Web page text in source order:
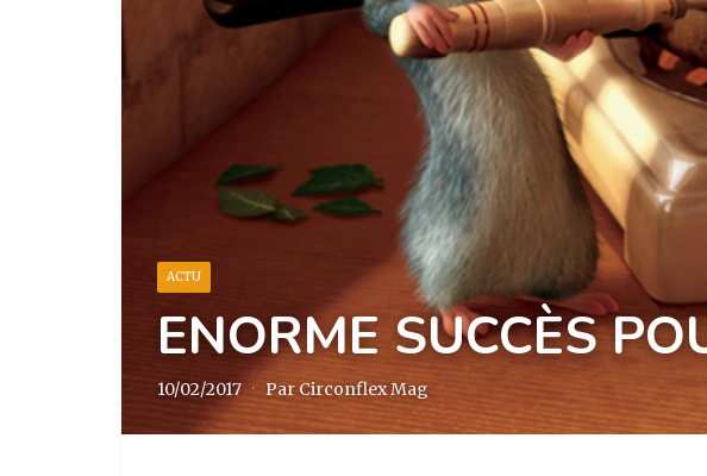
ACTU
ENORME SUCCÈS
10/02/2017 · Par Circonflex Mag